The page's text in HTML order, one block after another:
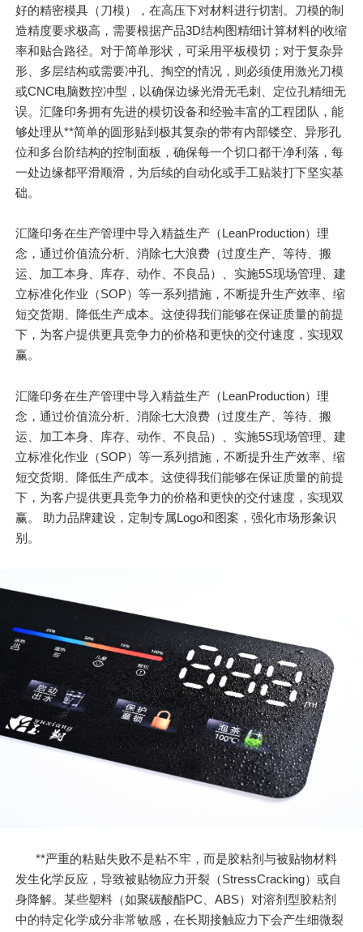
好的精密模具（刀模），在高压下对材料进行切割。刀模的制
造精度要求极高，需要根据产品3D结构图精细计算材料的收缩
率和贴合路径。对于简单形状，可采用平板模切；对于复杂异
形、多层结构或需要冲孔、掏空的情况，则必须使用激光刀模
或CNC电脑数控冲型，以确保边缘光滑无毛刺、定位孔精细无
误。汇隆印务拥有先进的模切设备和经验丰富的工程团队，能
够处理从**简单的圆形贴到极其复杂的带有内部镂空、异形孔
位和多台阶结构的控制面板，确保每一个切口都干净利落，每
一处边缘都平滑顺滑，为后续的自动化或手工贴装打下坚实基
础。
汇隆印务在生产管理中导入精益生产（LeanProduction）理
念，通过价值流分析、消除七大浪费（过度生产、等待、搬
运、加工本身、库存、动作、不良品）、实施5S现场管理、建
立标准化作业（SOP）等一系列措施，不断提升生产效率、缩
短交货期、降低生产成本。这使得我们能够在保证质量的前提
下，为客户提供更具竞争力的价格和更快的交付速度，实现双
赢。
汇隆印务在生产管理中导入精益生产（LeanProduction）理
念，通过价值流分析、消除七大浪费（过度生产、等待、搬
运、加工本身、库存、动作、不良品）、实施5S现场管理、建
立标准化作业（SOP）等一系列措施，不断提升生产效率、缩
短交货期、降低生产成本。这使得我们能够在保证质量的前提
下，为客户提供更具竞争力的价格和更快的交付速度，实现双
赢。 助力品牌建设，定制专属Logo和图案，强化市场形象识
别。
**严重的粘贴失败不是粘不牢，而是胶粘剂与被贴物材料
发生化学反应，导致被贴物应力开裂（StressCracking）或自
身降解。某些塑料（如聚碳酸酯PC、ABS）对溶剂型胶粘剂
中的特定化学成分非常敏感，在长期接触应力下会产生细微裂